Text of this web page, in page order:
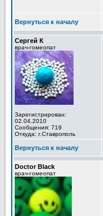
Вернуться к началу
Сергей К
врач-гомеопат
Зарегистрирован:
02.04.2010
Сообщения: 719
Откуда: г.Ставрополь
Вернуться к началу
Doctor Black
врач-гомеопат